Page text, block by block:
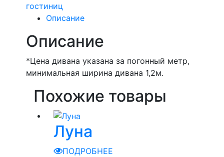
гостиниц
Описание
Описание
*Цена дивана указана за погонный метр,
минимальная ширина дивана 1,2м.
Похожие товары
Луна
ПОДРОБНЕЕ